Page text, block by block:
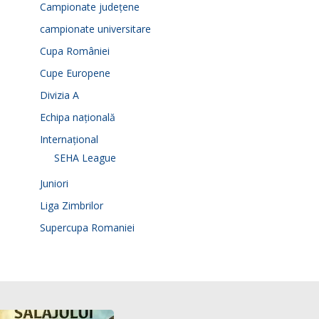
Campionate județene
campionate universitare
Cupa României
Cupe Europene
Divizia A
Echipa națională
Internațional
SEHA League
Juniori
Liga Zimbrilor
Supercupa Romaniei